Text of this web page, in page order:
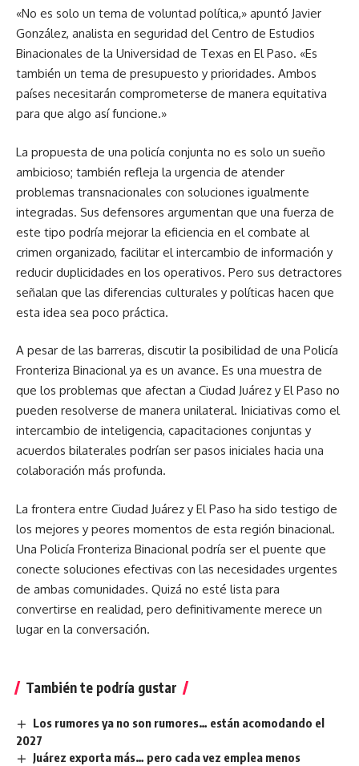
«No es solo un tema de voluntad política,» apuntó Javier
González, analista en seguridad del Centro de Estudios
Binacionales de la Universidad de Texas en El Paso. «Es
también un tema de presupuesto y prioridades. Ambos
países necesitarán comprometerse de manera equitativa
para que algo así funcione.»
La propuesta de una policía conjunta no es solo un sueño
ambicioso; también refleja la urgencia de atender
problemas transnacionales con soluciones igualmente
integradas. Sus defensores argumentan que una fuerza de
este tipo podría mejorar la eficiencia en el combate al
crimen organizado, facilitar el intercambio de información y
reducir duplicidades en los operativos. Pero sus detractores
señalan que las diferencias culturales y políticas hacen que
esta idea sea poco práctica.
A pesar de las barreras, discutir la posibilidad de una Policía
Fronteriza Binacional ya es un avance. Es una muestra de
que los problemas que afectan a Ciudad Juárez y El Paso no
pueden resolverse de manera unilateral. Iniciativas como el
intercambio de inteligencia, capacitaciones conjuntas y
acuerdos bilaterales podrían ser pasos iniciales hacia una
colaboración más profunda.
La frontera entre Ciudad Juárez y El Paso ha sido testigo de
los mejores y peores momentos de esta región binacional.
Una Policía Fronteriza Binacional podría ser el puente que
conecte soluciones efectivas con las necesidades urgentes
de ambas comunidades. Quizá no esté lista para
convertirse en realidad, pero definitivamente merece un
lugar en la conversación.
También te podría gustar
Los rumores ya no son rumores… están acomodando el
2027
Juárez exporta más… pero cada vez emplea menos